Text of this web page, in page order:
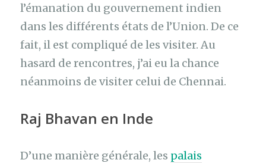
l’émanation du gouvernement indien
dans les différents états de l’Union. De ce
fait, il est compliqué de les visiter. Au
hasard de rencontres, j’ai eu la chance
néanmoins de visiter celui de Chennai.
Raj Bhavan en Inde
D’une manière générale, les palais